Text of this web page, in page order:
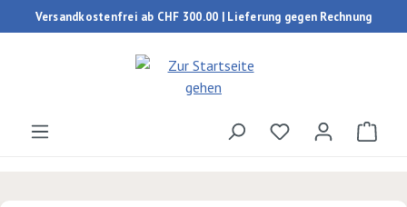
Zum Hauptinhalt springen
Versandkostenfrei ab CHF 300.00 | Lieferung gegen Rechnung
Du hast 0